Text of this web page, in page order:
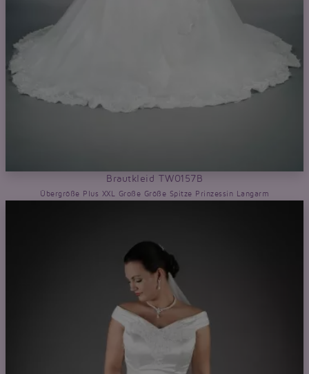
Brautkleid TW0157B
Übergröße Plus XXL Große Größe Spitze Prinzessin Langarm